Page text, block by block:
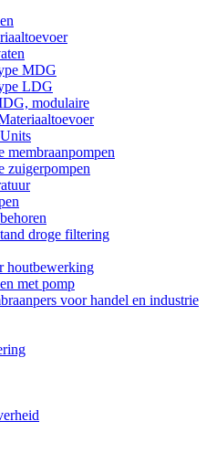
MDG
LDG
modulaire
membraanpompen
zuigerpompen
droge filtering
houtbewerking
met pomp
voor handel en industrie